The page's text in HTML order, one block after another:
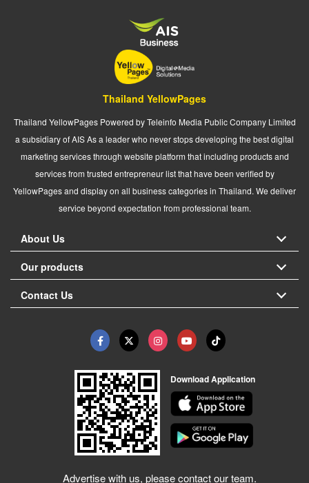
Thailand YellowPages
Thailand YellowPages Powered by Teleinfo Media Public Company Limited
a subsidiary of AIS As a leader who never stops developing the best digital
marketing services through website platform that including products and
services from trusted entrepreneur list that have been verified by
YellowPages and display on all business categories in Thailand. We deliver
service beyond expectation from professional team.
About Us
Our products
Contact Us
Download Application
Advertise with us, please contact our team.